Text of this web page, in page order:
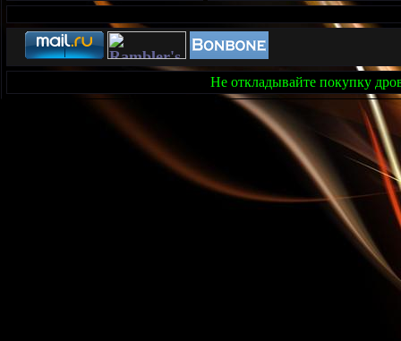
Не откладывайте покупку